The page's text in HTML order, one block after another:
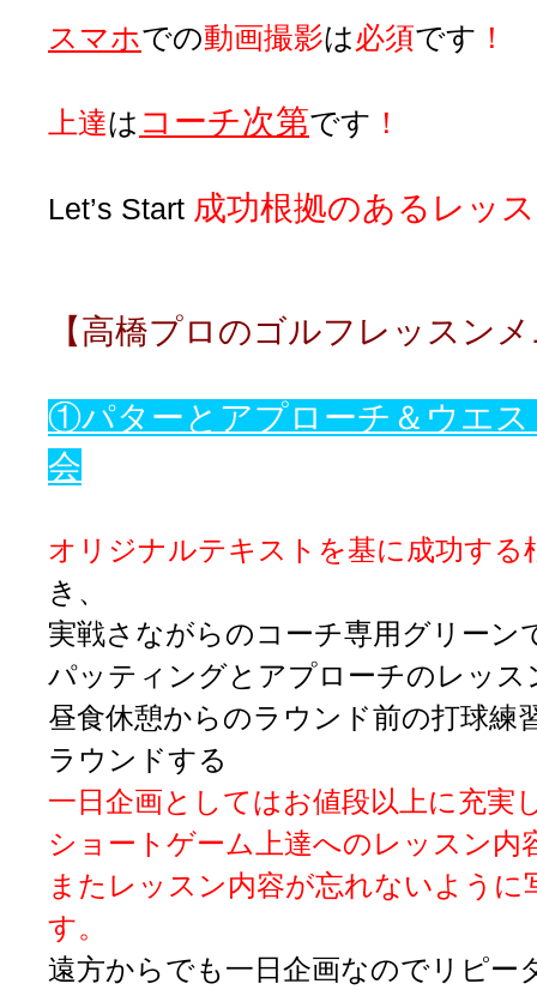
スマホでの動画撮影は必須です ！
上達は コーチ次第です ！
Let’s Start 成功根拠のあるレッ
【高橋プロのゴルフレッスン
①パターとアプローチ＆ウエ
会
オリジナルテキストを基に成功する
き、
実戦さながらのコーチ専用グリーン
パッティングとアプローチのレッス
昼食休憩からのラウンド前の打球練
ラウンドする
一日企画としてはお値段以上に充実
ショートゲーム上達へのレッスン内
またレッスン内容が忘れないように
す。
遠方からでも一日企画なのでリピー